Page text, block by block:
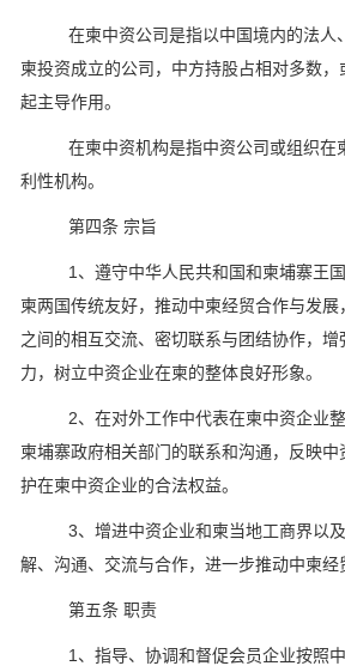
在柬中资公司是指以中国境内的法人
柬投资成立的公司，中方持股占相对多数
起主导作用。
在柬中资机构是指中资公司或组织在
利性机构。
第四条 宗旨
1、遵守中华人民共和国和柬埔寨王
柬两国传统友好，推动中柬经贸合作与发
之间的相互交流、密切联系与团结协作，增
力，树立中资企业在柬的整体良好形象。
2、在对外工作中代表在柬中资企业
柬埔寨政府相关部门的联系和沟通，反映
护在柬中资企业的合法权益。
3、增进中资企业和柬当地工商界以
解、沟通、交流与合作，进一步推动中柬经
第五条 职责
1、指导、协调和督促会员企业按照